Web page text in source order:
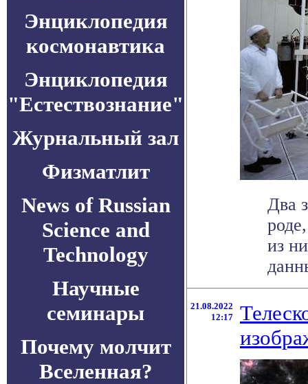
Энциклопедия
космонавтика
Энциклопедия
"Естествознание"
Журнальный зал
Физматлит
News of Russian
Science and
Technology
Научные
семинары
Почему молчит
Вселенная?
Два
из
21.08.2022
12:17